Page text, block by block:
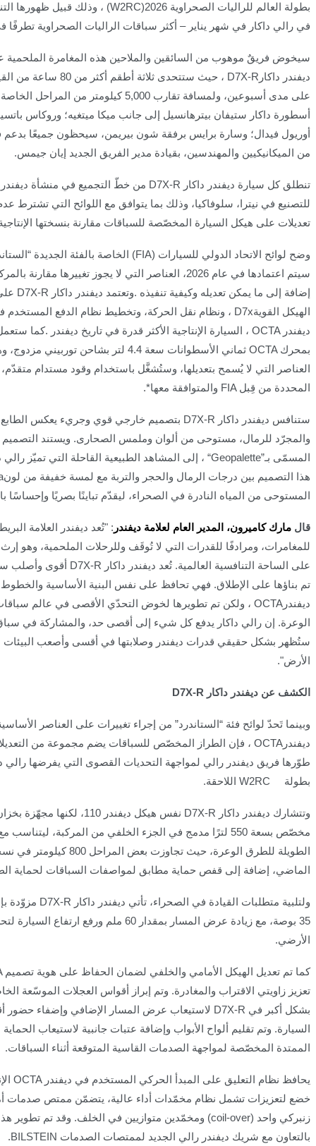
بطولة العالم للراليات الصحراوية 2026
(W2RC) ، وذلك قبيل ظهورها
في رالي داكار في شهر يناير – أكثر سباقات الراليات الصحراوية تطرفًا
سيخوض فريقٌ موهوب من السائقين والملاحين هذه المغامرة الملحمية
ديفندر داكار D7X-R
، حيث ستتحدى ثلاثة أطقم
على مدى أسبوعين، ولمسافة تقارب 5,000 كيلومتر من المراحل الخاصة بالزمن
أسطورة داكار ستيفان بيترهانسيل إلى جانب ميكا ميتغيه؛ وروكاس
أوريول فيدال؛ وسارة برايس برفقة شون بيريمن، سيحظون جميعًا
من الميكانيكيين والمهندسين، بقيادة مدير الفريق الجديد إيان جيمس.
تنطلق كل سيارة ديفندر داكار D7X-R من خطّ التجميع في منشأة ديفندر
للتصنيع في نيترا، سلوفاكيا، وذلك بما يتوافق مع اللوائح التي تشترط
تعديلات على هيكل السيارة المخصّصة للسباقات مقارنة بنسختها
وضح لوائح الاتحاد الدولي للسيارات (FIA)
الخاصة بالفئة الجديدة
سيتم اعتمادها في عام 2026، العناصر التي لا يجوز تغييرها مقارنة
إضافة إلى ما يمكن تعديله وكيفية تنفيذه .وتعتمد ديفندر داكار D7X-R
الهيكل القويةD7x ، ونظام نقل الحركة، وتخطيط نظام الدفع المستخدم
ديفندر OCTA ، السيارة الإنتاجية الأكثر قدرة في تاريخ ديفندر .كما
بمحرك OCTA
ثماني الأسطوانات سعة 4.4 لتر بشاحن توربيني
العناصر التي لا يُسمح بتعديلها، وستُشغَّل باستخدام وقود مستدام متقدّم،
المحددة من قِبل FIA والمتوافقة معها.*
ستنافس ديفندر داكار D7X-R بتصميم خارجي قوي وجريء يعكس الطابع
والمجرّد للرمال، مستوحى من ألوان وملمس الصحارى. ويستند التصميم
المسمّى بـ“Geopalette” ، إلى المشاهد الطبيعية القاحلة التي تميّز رالي
هذا التصميم بين درجات الرمال والحجر والتربة مع لمسة خفيفة من لون
المستوحى من المياه النادرة في الصحراء، ليقدّم تباينًا بصريًا وإحساسًا
قال مارك كاميرون، المدير العام لعلامة ديفندر : "تُعد ديفندر العلامة
للمغامرات، ومرادفًا للقدرات التي لا تُوقَف وللرحلات الملحمية، وهو
على الساحة التنافسية العالمية. تُعد ديفندر داكار D7X-R
أقوى وأصلب
تم بناؤها على الإطلاق. فهي تحافظ على نفس البنية الأساسية والخطوط
ديفندر OCTA ، ولكن تم تطويرها لخوض التحدّي الأقصى في عالم
الوعرة.
إن رالي داكار يدفع كل شيء إلى أقصى حد، والمشاركة في
ستُظهر بشكل حقيقي قدرات ديفندر وصلابتها في أقسى وأصعب
الأرض."
الكشف عن ديفندر داكار D7X-R
وبينما تَحدّ لوائح فئة “الستاندرد” من إجراء تغييرات على العناصر
ديفندر OCTA ، فإن الطراز المخصّص للسباقات يضم مجموعة من
طوّرها فريق ديفندر رالي لمواجهة التحديات القصوى التي يفرضها رالي
بطولة
W2RC اللاحقة.
وتتشارك ديفندر داكار D7X-R
نفس هيكل ديفندر 110، لكنها
مخصّص بسعة 550 لترًا مدمج في الجزء الخلفي من المركبة،
الطويلة للطرق الوعرة، حيث تجاوزت بعض
الماضي، إضافة إلى قفص حماية مطابق لمواصفات السباقات لحماية
ولتلبية متطلبات القيادة في الصحراء، تأتي ديفندر داكار D7X-R مزوّدة
35 بوصة، مع زيادة عرض المسار بمقدار 60 ملم ورفع
الأرضي.
كما تم تعديل الهيكل الأمامي والخلفي لضمان الحفاظ على هوية تصميم
تعزيز زاويتي الاقتراب والمغادرة. وتم إبراز أقواس العجلات الموسّعة
بشكل أكبر في D7X-R لاستيعاب عرض المسار الإضافي وإضفاء حضور
السيارة. وتم تقليم ألواح الأبواب وإضافة عتبات جانبية لاستيعاب الحماية
الممتدة المخصّصة لمواجهة الصدمات القاسية المتوقعة أثناء السباقات.
يحافظ نظام التعليق على المبدأ الحركي المستخدم في ديفندر OCTA
خضع لتعزيزات تشمل نظام مخمّدات أداء عالية، يتضمّن ممتص صدمات
زنبركي واحد (coil-over) ومخمّدين متوازيين في الخلف. وقد تم تطوير
بالتعاون مع شريك ديفندر رالي الجديد لممتصات الصدمات .BILSTEIN